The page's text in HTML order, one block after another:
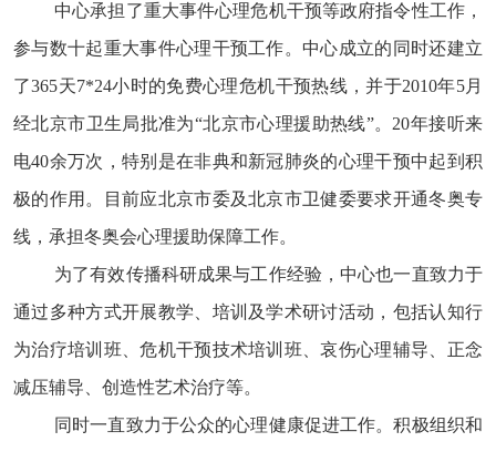
中心承担了重大事件心理危机干预等政府指令性工作，
参与数十起重大事件心理干预工作。中心成立的同时还建立
了365天7*24小时的免费心理危机干预热线，并于2010年5月
经北京市卫生局批准为“北京市心理援助热线”。20年接听来
电40余万次，特别是在非典和新冠肺炎的心理干预中起到积
极的作用。目前应北京市委及北京市卫健委要求开通冬奥专
线，承担冬奥会心理援助保障工作。
为了有效传播科研成果与工作经验，中心也一直致力于
通过多种方式开展教学、培训及学术研讨活动，包括认知行
为治疗培训班、危机干预技术培训班、哀伤心理辅导、正念
减压辅导、创造性艺术治疗等。
同时一直致力于公众的心理健康促进工作。积极组织和